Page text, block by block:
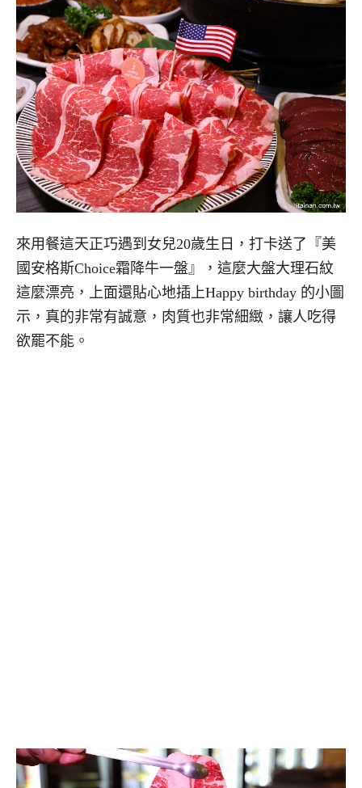
來用餐這天正巧遇到女兒20歲生日，打卡送了『美
國安格斯Choice霜降牛一盤』，這麼大盤大理石紋
這麼漂亮，上面還貼心地插上Happy birthday 的小圖
示，真的非常有誠意，肉質也非常細緻，讓人吃得
欲罷不能。